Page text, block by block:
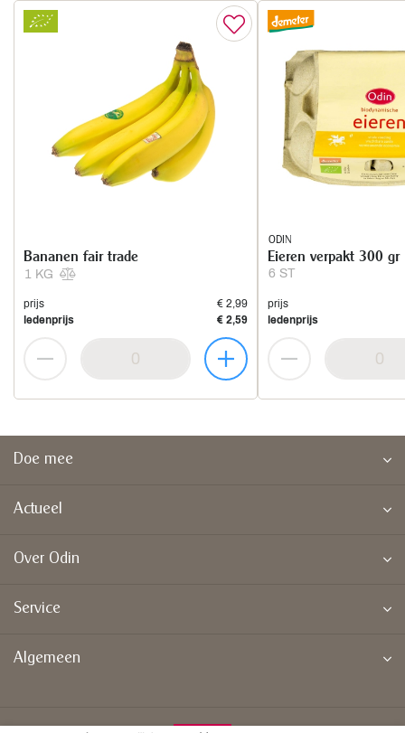
1 KG
Bananen fair trade
prijs
€ 2,99
ledenprijs
€ 2,59
ODIN
6 ST
Eieren verpakt 300 gr
prijs
ledenprijs
Doe mee
Actueel
Over Odin
Service
Algemeen